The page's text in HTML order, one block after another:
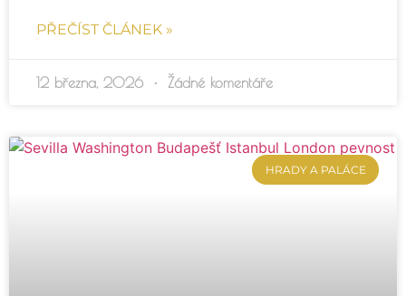
PŘEČÍST ČLÁNEK »
12 března, 2026 Žádné komentáře
HRADY A PALÁCE